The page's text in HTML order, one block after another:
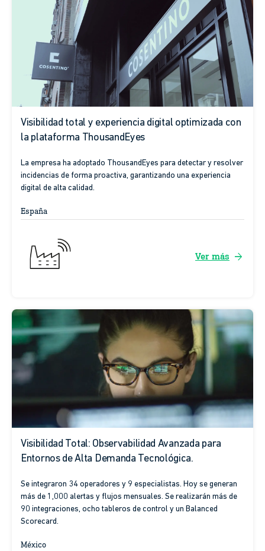
Visibilidad total y experiencia digital optimizada con
la plataforma ThousandEyes
La empresa ha adoptado ThousandEyes para detectar y resolver
incidencias de forma proactiva, garantizando una experiencia
digital de alta calidad.
España
Ver más arrow_forward
Visibilidad Total: Observabilidad Avanzada para
Entornos de Alta Demanda Tecnológica.
Se integraron 34 operadores y 9 especialistas. Hoy se generan
más de 1,000 alertas y flujos mensuales. Se realizarán más de
90 integraciones, ocho tableros de control y un Balanced
Scorecard.
México